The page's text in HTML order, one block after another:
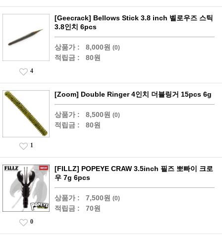
[Geecrack] Bellows Stick 3.8 inch 벨로우즈 스틱
3.8인치 6pcs
상품가 : 8,000원 (0)
적립금 : 80원
4
[Zoom] Double Ringer 4인치 더블링거 15pcs 6g
상품가 : 8,500원 (0)
적립금 : 80원
1
[FILLZ] POPEYE CRAW 3.5inch 필즈 뽀빠이 크로
우 7g 6pcs
상품가 : 7,500원 (0)
적립금 : 70원
0